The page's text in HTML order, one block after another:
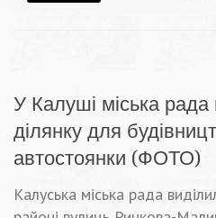
У Калуші міська
ділянку для
автостоянки (ФОТО)
Калуська міська рада